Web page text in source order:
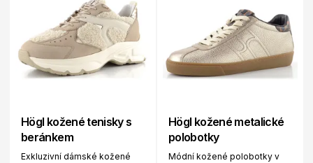
Högl kožené tenisky s
beránkem
Exkluzivní dámské kožené
Högl kožené metalické
polobotky
Módní kožené polobotky v